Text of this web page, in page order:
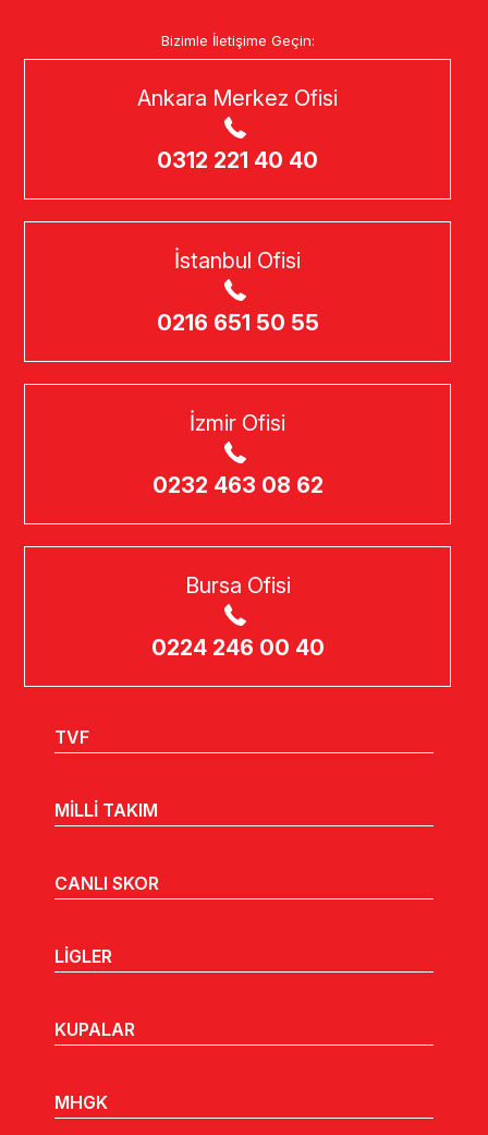
Bizimle İletişime Geçin:
Ankara Merkez Ofisi
0312 221 40 40
İstanbul Ofisi
0216 651 50 55
İzmir Ofisi
0232 463 08 62
Bursa Ofisi
0224 246 00 40
TVF
MİLLİ TAKIM
CANLI SKOR
LİGLER
KUPALAR
MHGK